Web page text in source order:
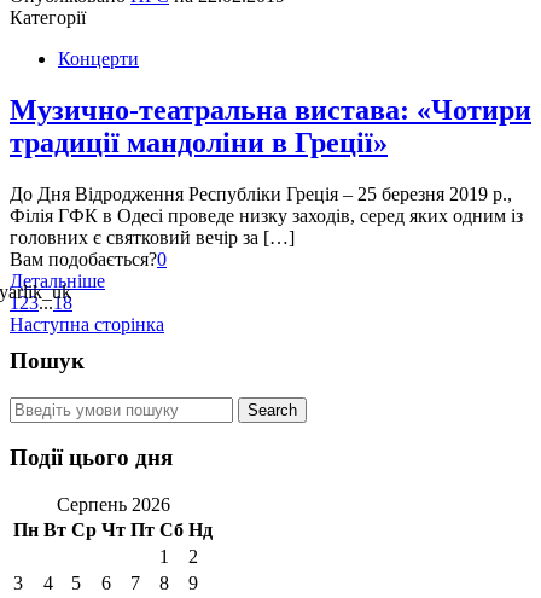
Категорії
Концерти
Музично-театральна вистава: «Чотири
традиції мандоліни в Греції»
До Дня Відродження Республіки Греція – 25 березня 2019 р.,
Філія ГФК в Одесі проведе низку заходів, серед яких одним із
головних є святковий вечір за […]
Вам подобається?0
Детальніше
123...18
Наступна сторінка
Пошук
Події цього дня
Серпень 2026
Пн Вт Ср Чт Пт Сб Нд
1
2
3
4 5 6 7 8
9